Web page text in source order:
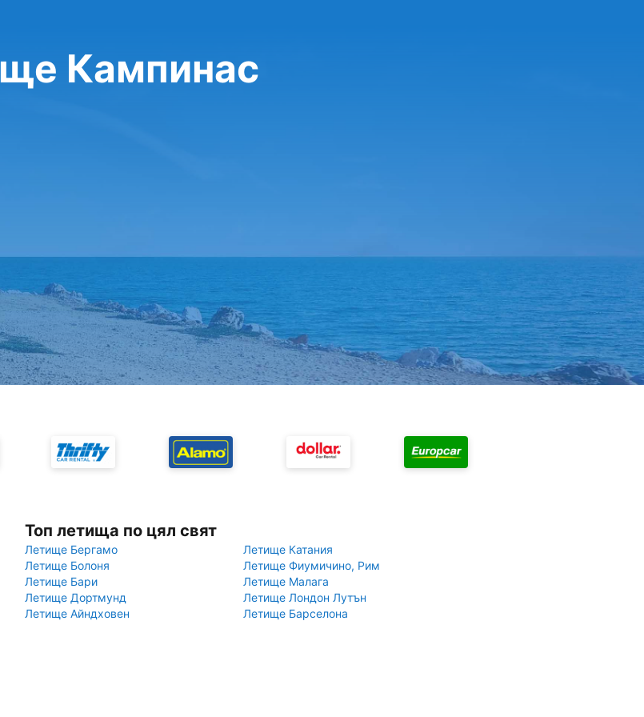
Кампинас
Топ летища по цял свят
Летище Бергамо
Летище Катания
Летище Болоня
Летище Фиумичино, Рим
Летище Бари
Летище Малага
Летище Дортмунд
Летище Лондон Лутън
Летище Айндховен
Летище Барселона